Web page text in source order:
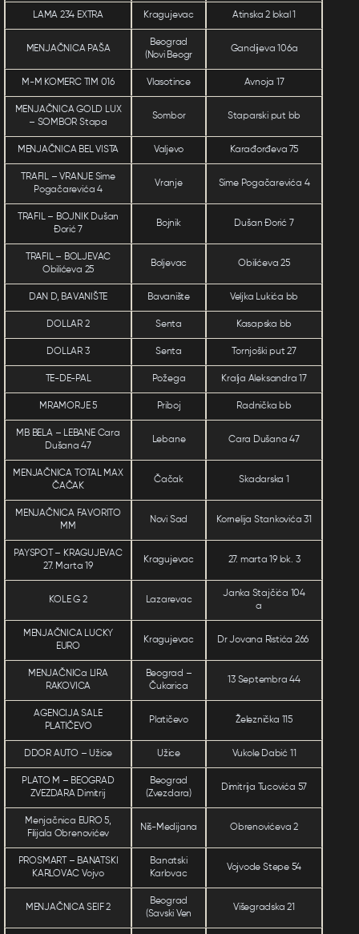
LAMA 234 EXTRA Kragujevac Atinska 2 lokal 1
MENJAČNICA PAŠA
Beograd
(Novi Beogr
Gandijeva 106a
M-M KOMERC TIM 016 Vlasotince Avnoja 17
MENJAČNICA GOLD LUX
– SOMBOR Stapa
Sombor Staparski put bb
MENJAČNICA BEL VISTA Valjevo Karađorđeva 75
TRAFIL – VRANJE Sime
Pogačarevića 4
Vranje Sime Pogačarevića 4
TRAFIL – BOJNIK Dušan
Đorić 7
Bojnik Dušan Đorić 7
TRAFIL – BOLJEVAC
Obilićeva 25
Boljevac Obilićeva 25
DAN D, BAVANIŠTE Bavanište Veljka Lukića bb
DOLLAR 2 Senta Kasapska bb
DOLLAR 3 Senta Tornjoški put 27
TE-DE-PAL Požega Kralja Aleksandra 17
MRAMORJE 5 Priboj Radnička bb
MB BELA – LEBANE Cara
Dušana 47
Lebane Cara Dušana 47
MENJAČNICA TOTAL MAX
ČAČAK
Čačak Skadarska 1
MENJAČNICA FAVORITO
MM
Novi Sad Kornelija Stankovića 31
PAYSPOT – KRAGUJEVAC
27. Marta 19
Kragujevac 27. marta 19 lok. 3
KOLE G 2 Lazarevac
Janka Stajčića 104
a
MENJAČNICA LUCKY
EURO
Kragujevac Dr Jovana Ristića 266
MENJAČNICa LIRA
RAKOVICA
Beograd –
Čukarica
13 Septembra 44
AGENCIJA SALE
PLATIČEVO
Platičevo Železnička 115
DDOR AUTO – Užice Užice Vukole Dabić 11
PLATO M – BEOGRAD
ZVEZDARA Dimitrij
Beograd
(Zvezdara)
Dimitrija Tucovića 57
Menjačnica EURO 5,
Filijala Obrenovićev
Niš-Medijana Obrenovićeva 2
PROSMART – BANATSKI
KARLOVAC Vojvo
Banatski
Karlovac
Vojvode Stepe 54
MENJAČNICA SEIF 2
Beograd
(Savski Ven
Višegradska 21